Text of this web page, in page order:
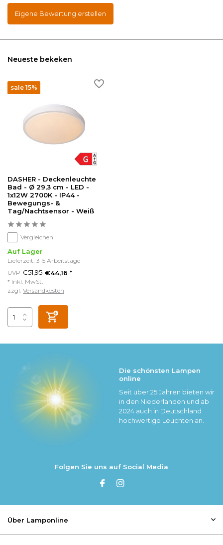
Eigene Bewertung erstellen
Neueste bekeken
sale 15%
DASHER - Deckenleuchte
Bad - Ø 29,3 cm - LED -
1x12W 2700K - IP44 -
Bewegungs- &
Tag/Nachtsensor - Weiß
Vergleichen
Auf Lager
Lieferzeit: 3-5 Arbeitstage
UVP €51,95 €44,16 *
* Inkl. MwSt.
zzgl. Versandkosten
Die schönsten Lampen
online
Seit über 25 Jahren bieten wir
in den Niederlanden und ab
2024 auch in Deutschland
hochwertige Leuchten an.
Folgen Sie uns auf Social Media
Über Lamponline